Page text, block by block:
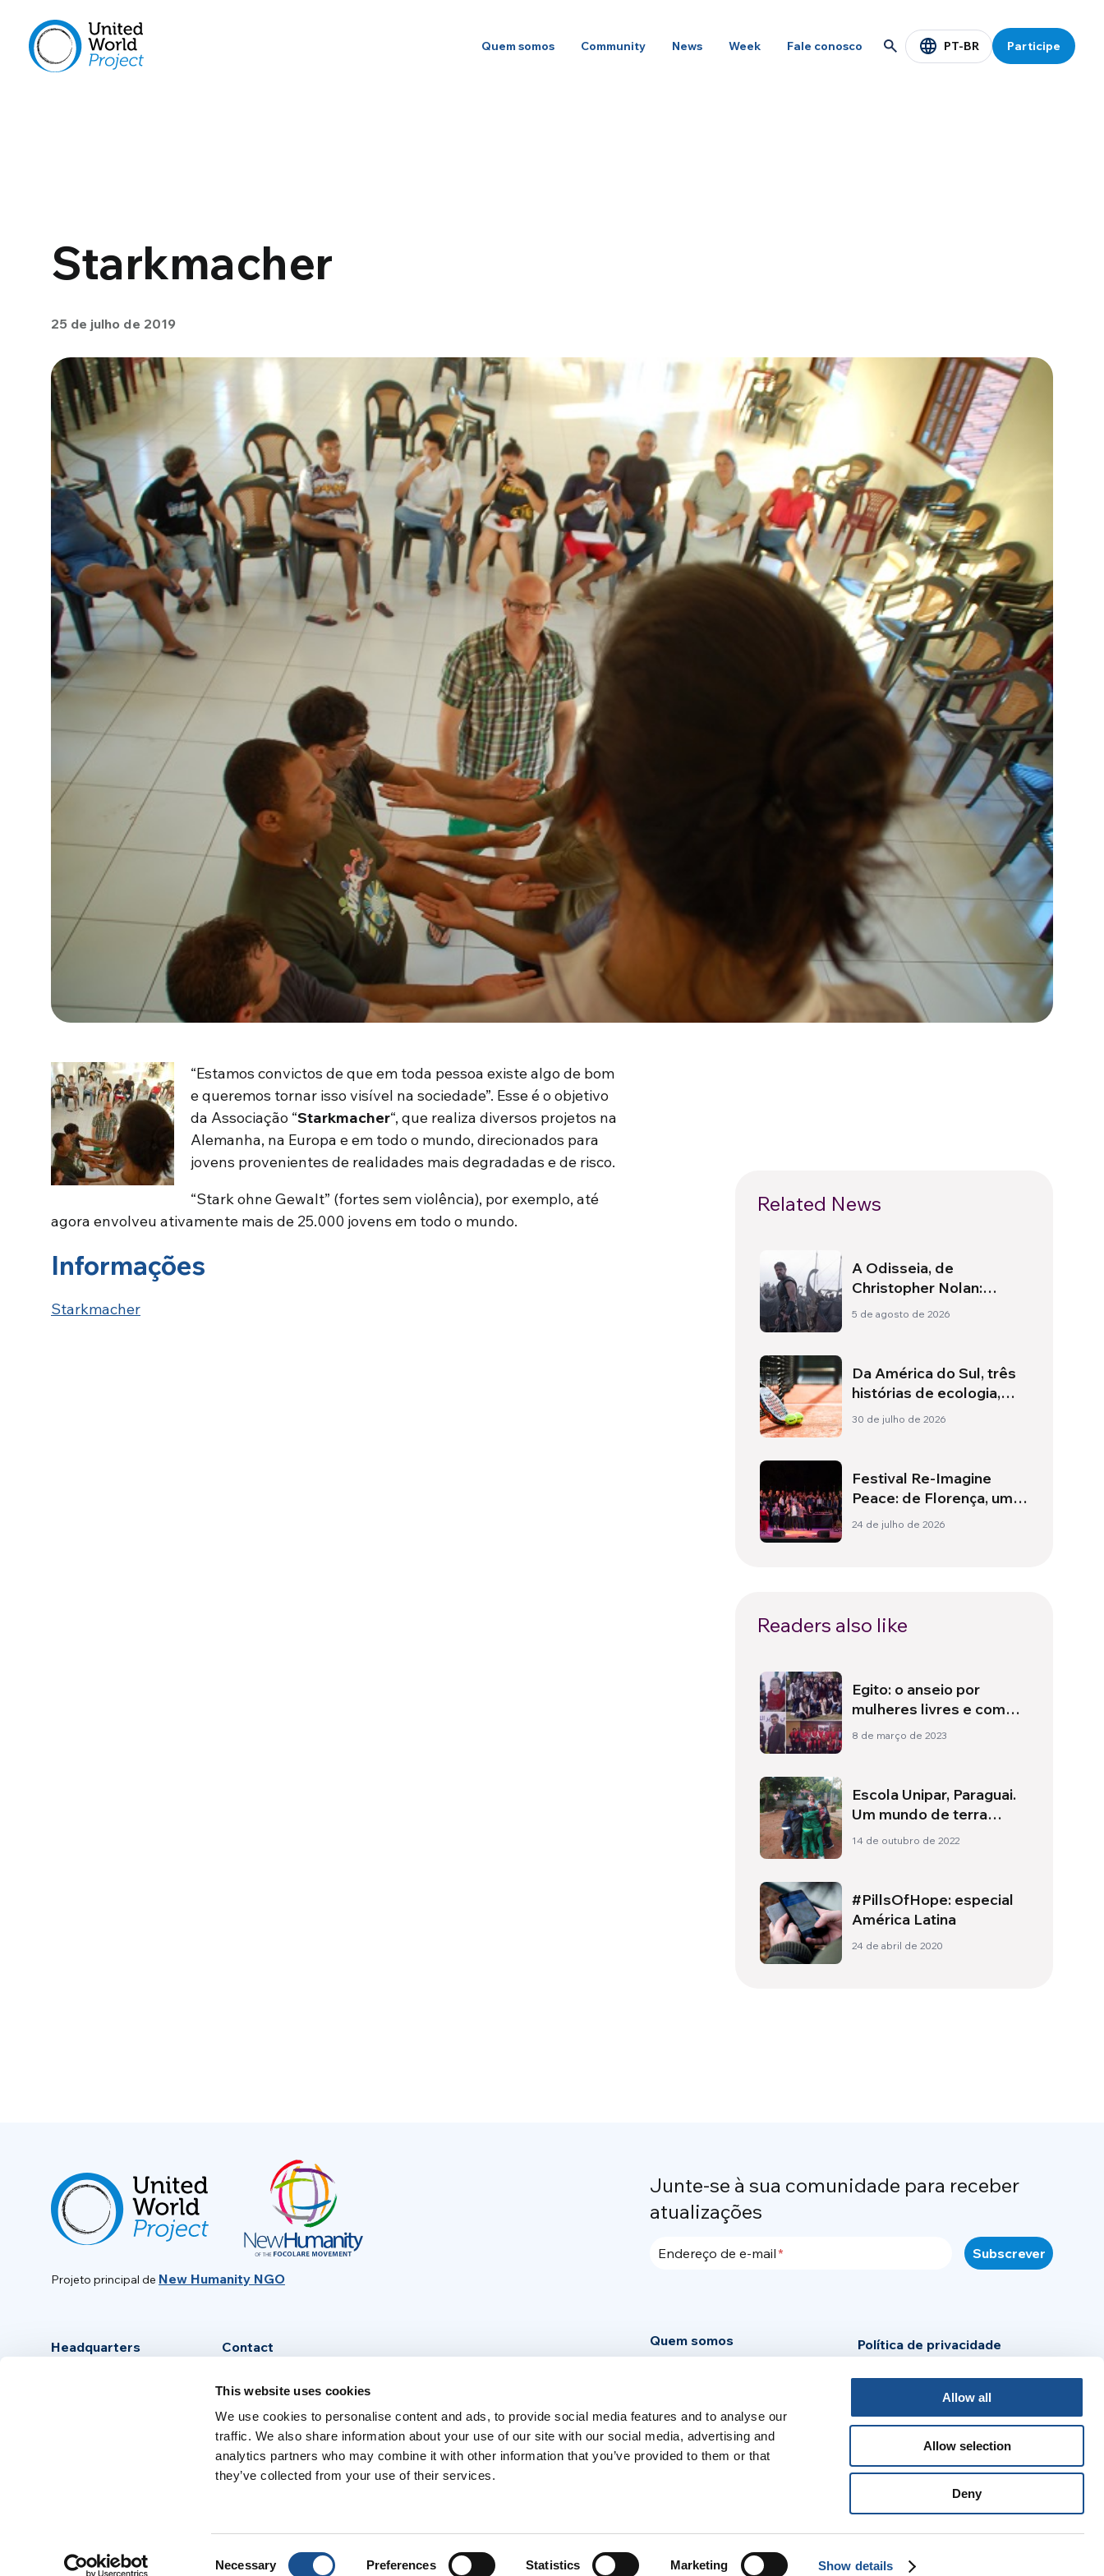
This website uses cookies
We use cookies to personalise content and ads, to provide social media features and to analyse our
traffic. We also share information about your use of our site with our social media, advertising and
analytics partners who may combine it with other information that you’ve provided to them or that
they’ve collected from your use of their services.
Necessary Preferences Statistics Marketing Show details
Allow all
Allow selection
Deny
Quem somos Community News Week Fale conosco PT-BR Participe
Starkmacher
25 de julho de 2019
“Estamos convictos de que em toda pessoa existe algo de bom
e queremos tornar isso visível na sociedade”. Esse é o objetivo
da Associação “Starkmacher“, que realiza diversos projetos na
Alemanha, na Europa e em todo o mundo, direcionados para
jovens provenientes de realidades mais degradadas e de risco.
“Stark ohne Gewalt” (fortes sem violência), por exemplo, até
agora envolveu ativamente mais de 25.000 jovens em todo o mundo.
Informações
Starkmacher
Related News
A Odisseia, de
Christopher Nolan:
Ulisses e a necessidade
5 de agosto de 2026
Da América do Sul, três
histórias de ecologia,
esporte e saúde
30 de julho de 2026
Festival Re-Imagine
Peace: de Florença, um
hino à paz
24 de julho de 2026
Readers also like
Egito: o anseio por
mulheres livres e com
direitos
8 de março de 2023
Escola Unipar, Paraguai.
Um mundo de terra
vermelha para
14 de outubro de 2022
#PillsOfHope: especial
América Latina
24 de abril de 2020
Projeto principal de New Humanity NGO
Junte-se à sua comunidade para receber
atualizações
Endereço de e-mail
Headquarters Contact
+39 06 94 31 56 35
Quem somos
Área de imprensa
Política de privacidade
Español Français